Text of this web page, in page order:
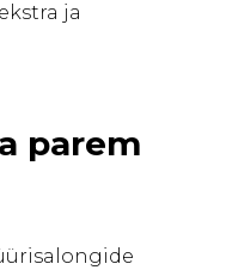
ja
parem